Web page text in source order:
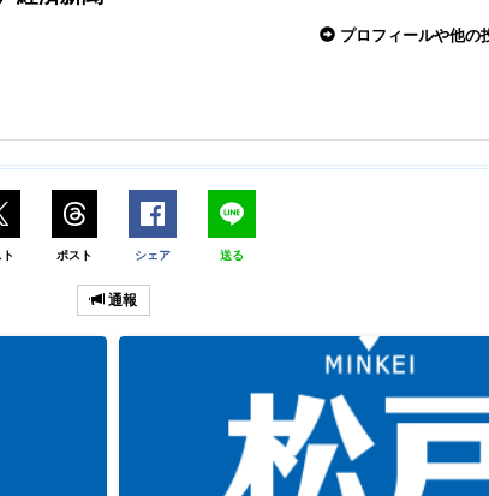
プロフィールや他の
ポスト シェア 送る
通報